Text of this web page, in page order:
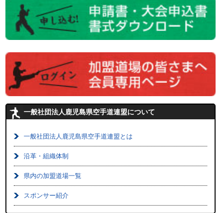
一般社団法人鹿児島県空手道連盟について
一般社団法人鹿児島県空手道連盟とは
沿革・組織体制
県内の加盟道場一覧
スポンサー紹介